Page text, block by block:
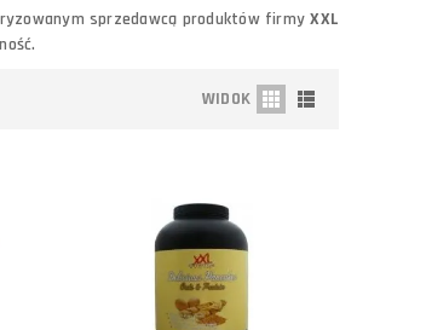
sprzedawcą produktów firmyXXL
WIDOK